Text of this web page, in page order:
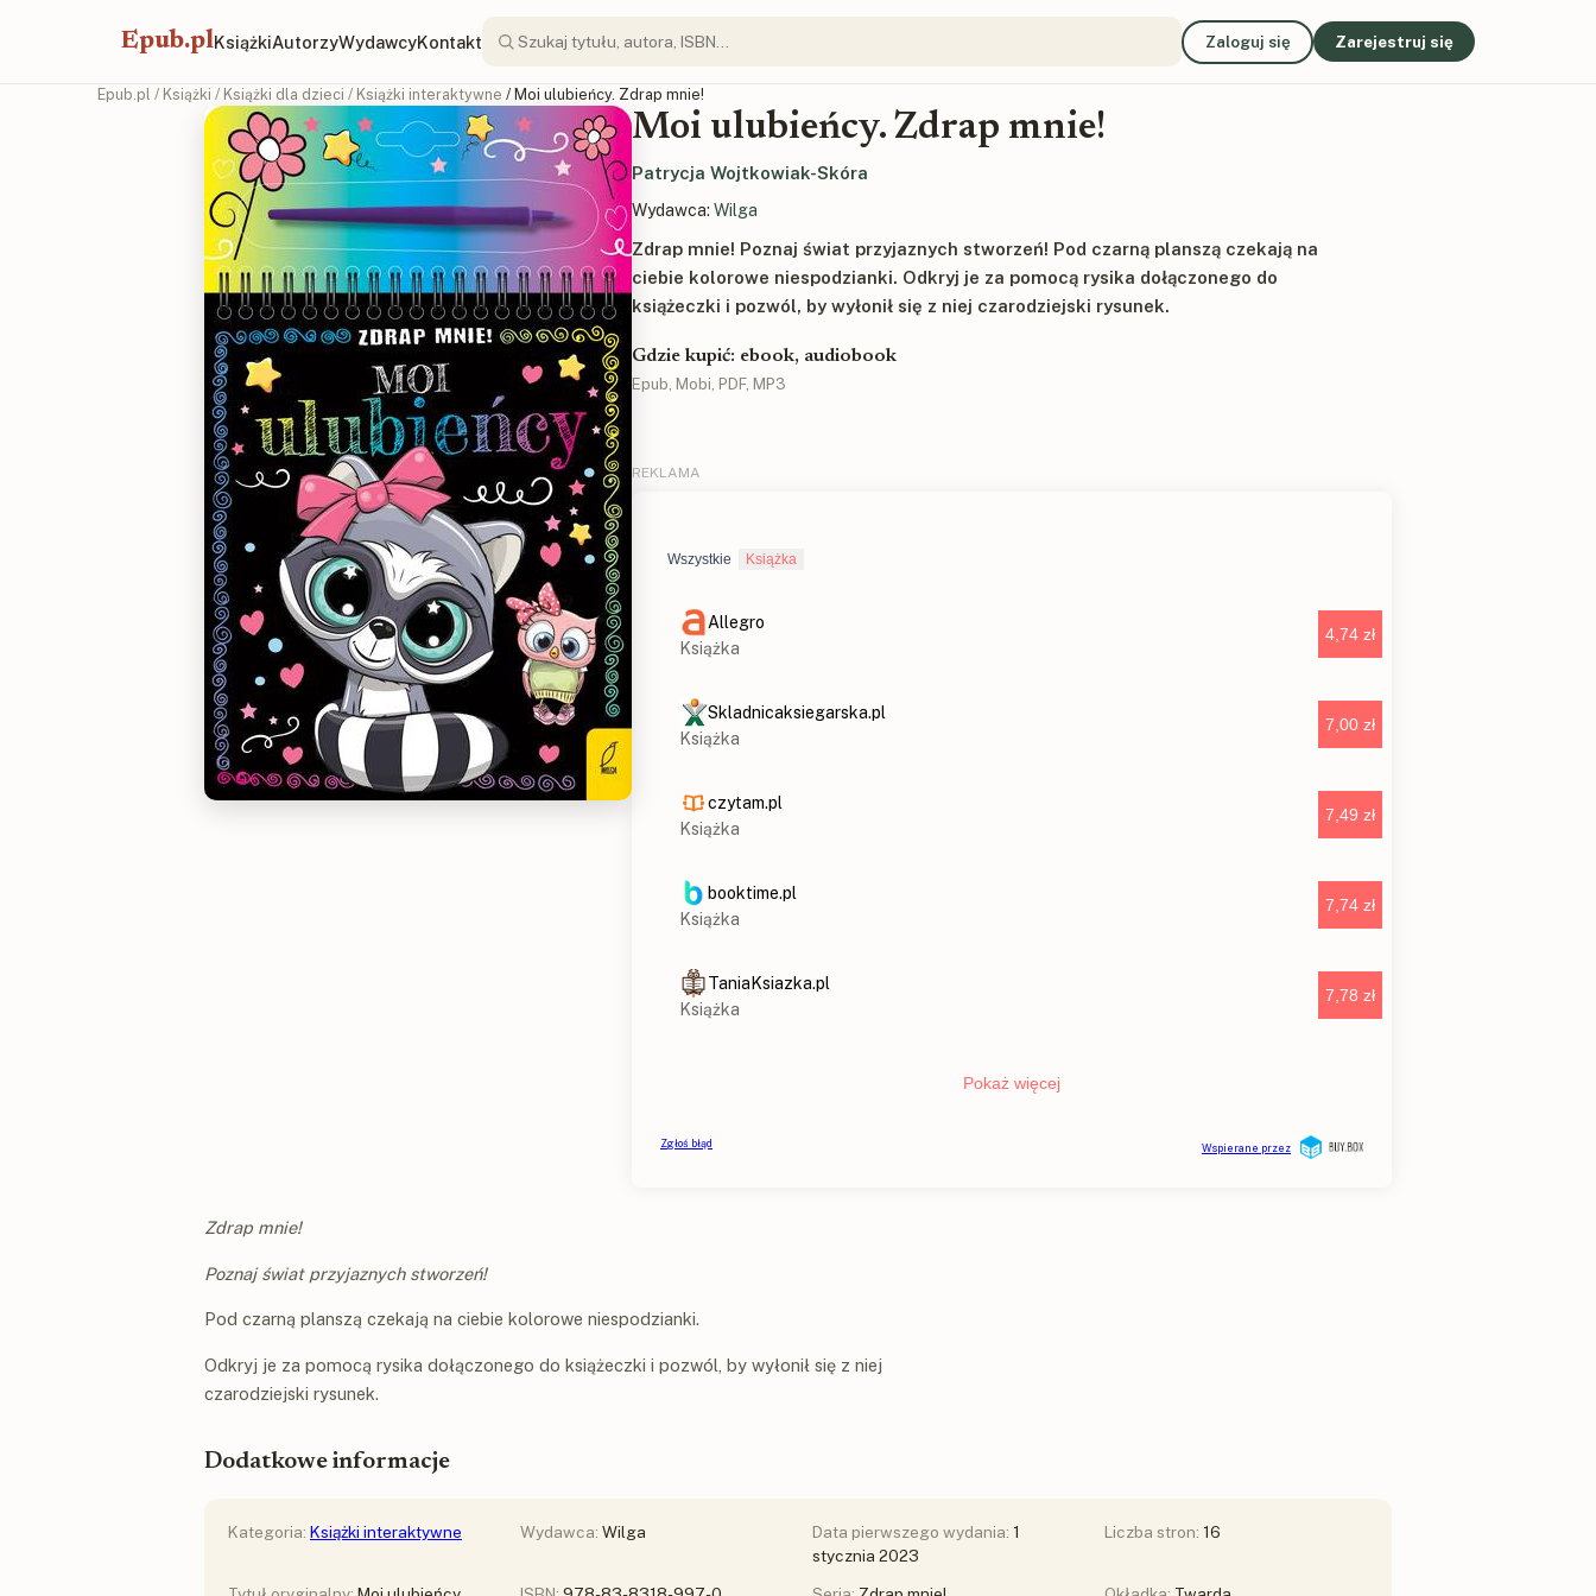
Epub.plKsiążkiAutorzyWydawcyKontakt Zaloguj się Zarejestruj się
Epub.pl / Książki / Książki dla dzieci / Książki interaktywne / Moi ulubieńcy. Zdrap mnie!
Moi ulubieńcy. Zdrap mnie!
Patrycja Wojtkowiak-Skóra
Wydawca: Wilga
Zdrap mnie! Poznaj świat przyjaznych stworzeń! Pod czarną planszą czekają na
ciebie kolorowe niespodzianki. Odkryj je za pomocą rysika dołączonego do
książeczki i pozwól, by wyłonił się z niej czarodziejski rysunek.
Gdzie kupić: ebook, audiobook
Epub, Mobi, PDF, MP3
Zdrap mnie!
Poznaj świat przyjaznych stworzeń!
Pod czarną planszą czekają na ciebie kolorowe niespodzianki.
Odkryj je za pomocą rysika dołączonego do książeczki i pozwól, by wyłonił się z niej
czarodziejski rysunek.
Dodatkowe informacje
Kategoria: Książki interaktywne Wydawca: Wilga Data pierwszego wydania: 1
stycznia 2023
Liczba stron: 16